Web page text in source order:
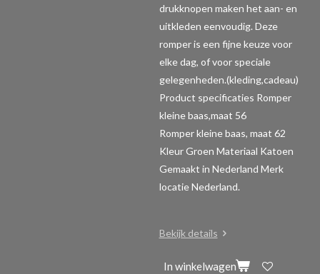
drukknopen maken het aan- en
uitkleden eenvoudig. Deze
romper is een fijne keuze voor
elke dag, of voor speciale
gelegenheden.(kleding,cadeau)
Product specificaties Romper
kleine baas,maat 56
Romper kleine baas, maat 62
Kleur Groen Materiaal Katoen
Gemaakt in Nederland Merk
locatie Nederland.
Bekijk details
In winkelwagen